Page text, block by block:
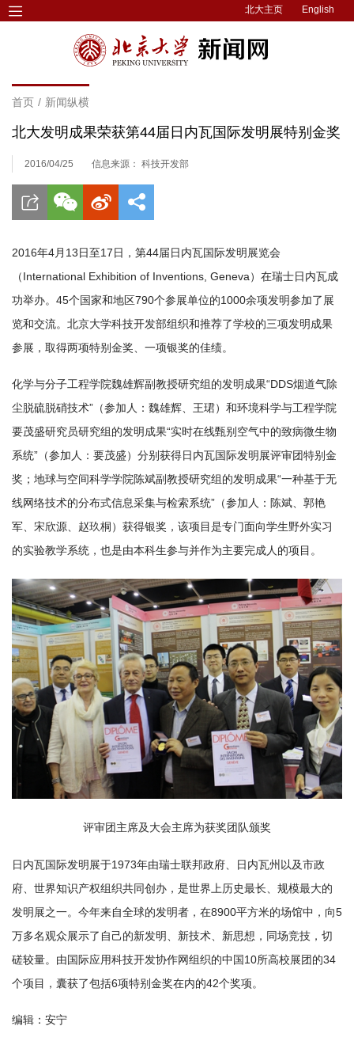
北大主页 English
首页 / 新闻纵横
北大发明成果荣获第44届日内瓦国际发明展特别金奖
2016/04/25 信息来源： 科技开发部
2016年4月13日至17日，第44届日内瓦国际发明展览会
（International Exhibition of Inventions, Geneva）在瑞士日内瓦成
功举办。45个国家和地区790个参展单位的1000余项发明参加了展
览和交流。北京大学科技开发部组织和推荐了学校的三项发明成果
参展，取得两项特别金奖、一项银奖的佳绩。
化学与分子工程学院魏雄辉副教授研究组的发明成果“DDS烟道气除
尘脱硫脱硝技术”（参加人：魏雄辉、王珺）和环境科学与工程学院
要茂盛研究员研究组的发明成果“实时在线甄别空气中的致病微生物
系统”（参加人：要茂盛）分别获得日内瓦国际发明展评审团特别金
奖；地球与空间科学学院陈斌副教授研究组的发明成果“一种基于无
线网络技术的分布式信息采集与检索系统”（参加人：陈斌、郭艳
军、宋欣源、赵玖桐）获得银奖，该项目是专门面向学生野外实习
的实验教学系统，也是由本科生参与并作为主要完成人的项目。
评审团主席及大会主席为获奖团队颁奖
日内瓦国际发明展于1973年由瑞士联邦政府、日内瓦州以及市政
府、世界知识产权组织共同创办，是世界上历史最长、规模最大的
发明展之一。今年来自全球的发明者，在8900平方米的场馆中，向5
万多名观众展示了自己的新发明、新技术、新思想，同场竞技，切
磋较量。由国际应用科技开发协作网组织的中国10所高校展团的34
个项目，囊获了包括6项特别金奖在内的42个奖项。
编辑：安宁